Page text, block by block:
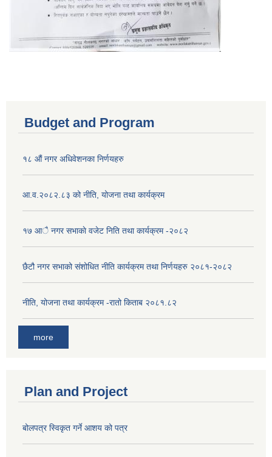
Budget and Program
१८ औं नगर अधिवेशनका निर्णयहरु
आ.व.२०८२.८३ को नीति, योजना तथा कार्यक्रम
१७ आै नगर सभाकाे वजेट निति तथा कार्यक्रम -२०८२
छैटौ नगर सभाको संशोधित नीति कार्यक्रम तथा निर्णयहरु २०८१-२०८२
नीति, योजना तथा कार्यक्रम -रातो किताब २०८१.८२
more
Plan and Project
बोलपत्र स्विकृत गर्ने आशय को पत्र